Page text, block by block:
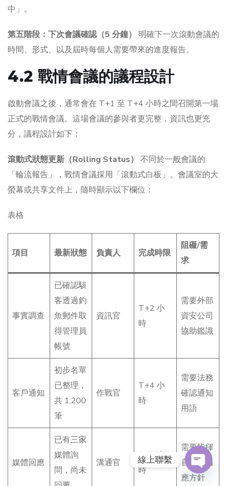
中」。
第五階段：下次會議確認（5 分鐘）
明確下一次滾動會議的
時間、形式、以及屆時每個人需要帶來的進度報告。
4.2 戰情會議的議程設計
啟動會議之後，通常會在 T+1 至 T+4 小時之間召開第一場
正式的戰情會議。這場會議的參與者更完整，資訊也更充
分，議程設計如下：
滾動式狀態更新（Rolling Status） 不同於一般會議的
「輪流報告」，戰情會議採用「滾動式白板」。會議室的大
螢幕或共享文件上，隨時顯示以下欄位：
表格
項目 最新狀態 負責人 完成時限
阻礙/需
求
事實調查
已確認駭
客透過釣
魚郵件取
得管理員
帳號
資訊官
T+2 小
時
需要外部
資安公司
協助鑑識
客戶通知
初步名單
已整理，
共 1,200
筆
作戰官
T+4 小
時
需要法務
確認通知
用語
媒體回應
已有三家
媒體詢
問，尚未
溝通官
T+1 小
時
需要指揮
官批准回
應方針
線上聯繫
O